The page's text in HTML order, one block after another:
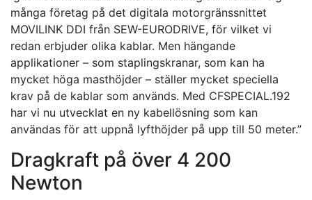
många företag på det digitala motorgränssnittet
MOVILINK DDI från SEW-EURODRIVE, för vilket vi
redan erbjuder olika kablar. Men hängande
applikationer – som staplingskranar, som kan ha
mycket höga masthöjder – ställer mycket speciella
krav på de kablar som används. Med CFSPECIAL.192
har vi nu utvecklat en ny kabellösning som kan
användas för att uppnå lyfthöjder på upp till 50 meter.”
Dragkraft på över 4 200
Newton